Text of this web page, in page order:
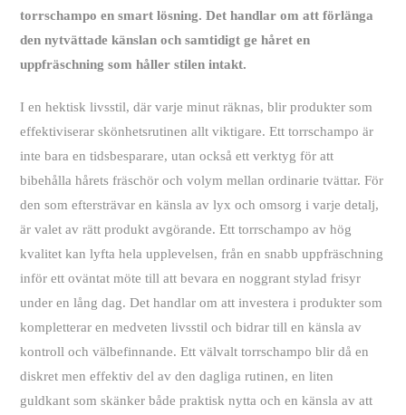
torrschampo en smart lösning. Det handlar om att förlänga
den nytvättade känslan och samtidigt ge håret en
uppfräschning som håller stilen intakt.
I en hektisk livsstil, där varje minut räknas, blir produkter som
effektiviserar skönhetsrutinen allt viktigare. Ett torrschampo är
inte bara en tidsbesparare, utan också ett verktyg för att
bibehålla hårets fräschör och volym mellan ordinarie tvättar. För
den som eftersträvar en känsla av lyx och omsorg i varje detalj,
är valet av rätt produkt avgörande. Ett torrschampo av hög
kvalitet kan lyfta hela upplevelsen, från en snabb uppfräschning
inför ett oväntat möte till att bevara en noggrant stylad frisyr
under en lång dag. Det handlar om att investera i produkter som
kompletterar en medveten livsstil och bidrar till en känsla av
kontroll och välbefinnande. Ett välvalt torrschampo blir då en
diskret men effektiv del av den dagliga rutinen, en liten
guldkant som skänker både praktisk nytta och en känsla av att